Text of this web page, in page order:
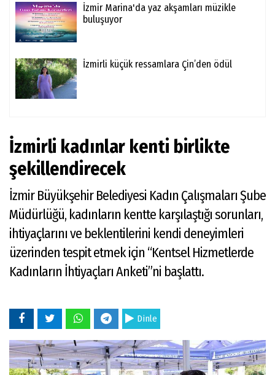
İzmir Marina'da yaz akşamları müzikle
buluşuyor
İzmirli küçük ressamlara Çin’den ödül
İzmirli kadınlar kenti birlikte
şekillendirecek
İzmir Büyükşehir Belediyesi Kadın Çalışmaları Şube
Müdürlüğü, kadınların kentte karşılaştığı sorunları,
ihtiyaçlarını ve beklentilerini kendi deneyimleri
üzerinden tespit etmek için “Kentsel Hizmetlerde
Kadınların İhtiyaçları Anketi”ni başlattı.
Dinle